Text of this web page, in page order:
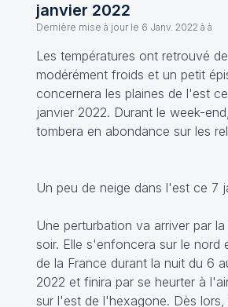
janvier 2022
Dernière mise à jour le 6 Janv. 2022 à à
Les températures ont retrouvé
modérément froids et un petit
concernera les plaines de l'est
janvier 2022. Durant le week-
tombera en abondance sur les
Un peu de neige dans l'est ce 7
Une perturbation va arriver par
soir. Elle s'enfoncera sur le nord
de la France durant la nuit du 6
2022 et finira par se heurter à
sur l'est de l'hexagone. Dès lors,